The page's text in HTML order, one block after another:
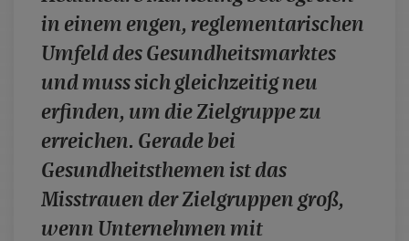
whitepaper
branchen
magazine
contact
in einem engen, reglementarischen
Umfeld des Gesundheitsmarktes
und muss sich gleichzeitig neu
erfinden, um die Zielgruppe zu
erreichen. Gerade bei
Gesundheitsthemen ist das
Misstrauen der Zielgruppen groß,
wenn Unternehmen mit